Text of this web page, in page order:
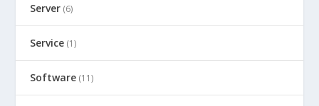
Server (6)
Service (1)
Software (11)